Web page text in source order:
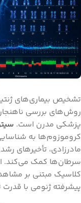
تشخیص بیماری‌های
روش‌های بررسی
پزشکی مدرن است.
کروموزوم‌ها به
مادرزادی، تأخیرهای
سرطان‌ها کمک می‌کند.
کلاسیک مبتنی بر
پیشرفته ژنومی با